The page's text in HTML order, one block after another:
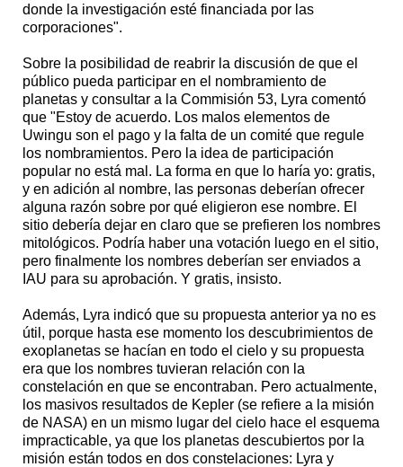
donde la investigación esté financiada por las
corporaciones".
Sobre la posibilidad de reabrir la discusión de que el
público pueda participar en el nombramiento de
planetas y consultar a la Commisión 53, Lyra comentó
que "Estoy de acuerdo. Los malos elementos de
Uwingu son el pago y la falta de un comité que regule
los nombramientos. Pero la idea de participación
popular no está mal. La forma en que lo haría yo: gratis,
y en adición al nombre, las personas deberían ofrecer
alguna razón sobre por qué eligieron ese nombre. El
sitio debería dejar en claro que se prefieren los nombres
mitológicos. Podría haber una votación luego en el sitio,
pero finalmente los nombres deberían ser enviados a
IAU para su aprobación. Y gratis, insisto.
Además, Lyra indicó que su propuesta anterior ya no es
útil, porque hasta ese momento los descubrimientos de
exoplanetas se hacían en todo el cielo y su propuesta
era que los nombres tuvieran relación con la
constelación en que se encontraban. Pero actualmente,
los masivos resultados de Kepler (se refiere a la misión
de NASA) en un mismo lugar del cielo hace el esquema
impracticable, ya que los planetas descubiertos por la
misión están todos en dos constelaciones: Lyra y